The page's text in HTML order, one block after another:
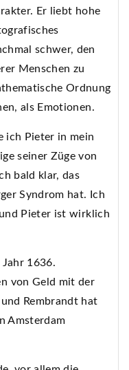
Er liebt hohe
schwer, den
Menschen zu
Ordnung
als Emotionen.
ich Pieter in mein
seiner Züge von
bald klar, das
Syndrom hat. Ich
Pieter ist wirklich
1636.
von Geld mit der
Rembrandt hat
Amsterdam